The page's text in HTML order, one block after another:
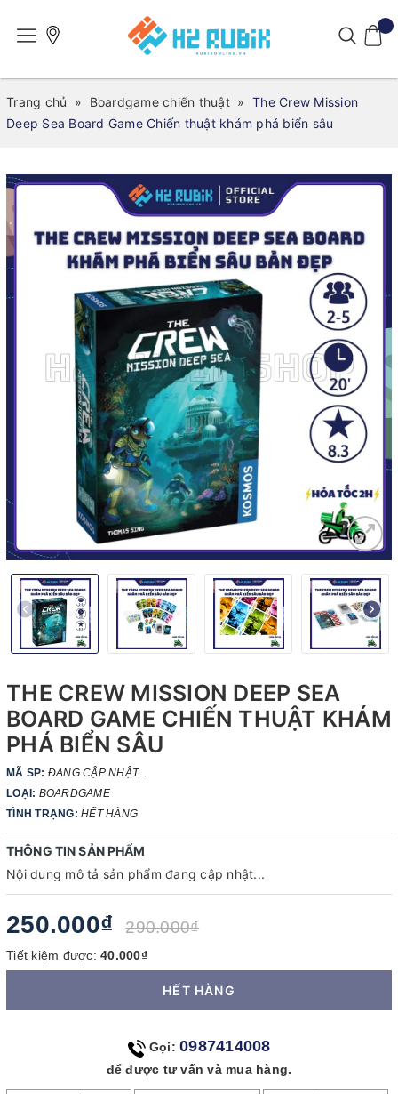
Trang chủ » Boardgame chiến thuật » The Crew Mission
Deep Sea Board Game Chiến thuật khám phá biển sâu
THE CREW MISSION DEEP SEA
BOARD GAME CHIẾN THUẬT KHÁM
PHÁ BIỂN SÂU
MÃ SP: ĐANG CẬP NHẬT...
LOẠI: BOARDGAME
TÌNH TRẠNG: HẾT HÀNG
THÔNG TIN SẢN PHẨM
Nội dung mô tả sản phẩm đang cập nhật...
250.000₫ 290.000₫
Tiết kiệm được: 40.000₫
HẾT HÀNG
Gọi: 0987414008
để được tư vấn và mua hàng.